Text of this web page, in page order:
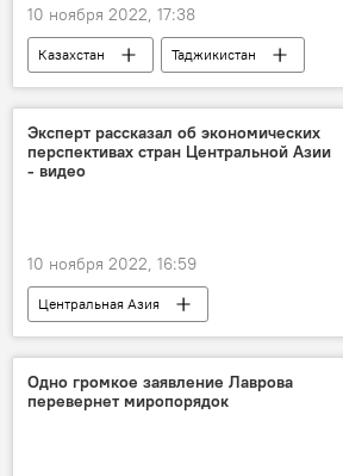
10 ноября 2022, 17:38
Казахстан
Таджикистан
Экономика
Центральная Азия
полезные ископаемые
торговля
импорт
Эксперт рассказал об экономических
перспективах стран Центральной Азии
- видео
10 ноября 2022, 16:59
Центральная Азия
Новости мигрантов из Центральной Азии в
Экономика
Таджикистан
Миграция
Видео
Одно громкое заявление Лаврова
перевернет миропорядок